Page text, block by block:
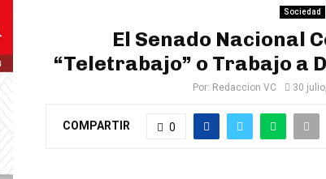
Sociedad
El Senado Nacional
“Teletrabajo” o Trabajo a
Por: Redaccion VC 30
COMPARTIR 0